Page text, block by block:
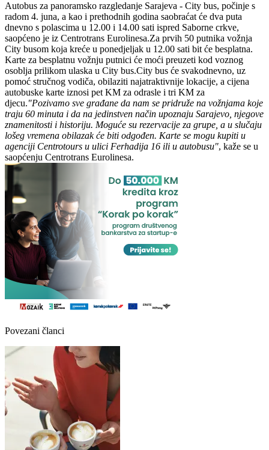
Autobus za panoramsko razgledanje Sarajeva - City bus, počinje s
radom 4. juna, a kao i prethodnih godina saobraćat će dva puta
dnevno s polascima u 12.00 i 14.00 sati ispred Saborne crkve,
saopćeno je iz Centrotrans Eurolinesa.Za prvih 50 putnika vožnja
City busom koja kreće u ponedjeljak u 12.00 sati bit će besplatna.
Karte za besplatnu vožnju putnici će moći preuzeti kod voznog
osoblja prilikom ulaska u City bus.City bus će svakodnevno, uz
pomoć stručnog vodiča, obilaziti najatraktivnije lokacije, a cijena
autobuske karte iznosi pet KM za odrasle i tri KM za
djecu."Pozivamo sve građane da nam se pridruže na vožnjama koje
traju 60 minuta i da na jedinstven način upoznaju Sarajevo, njegove
znamenitosti i historiju. Moguće su rezervacije za grupe, a u slučaju
lošeg vremena obilazak će biti odgođen. Karte se mogu kupiti u
agenciji Centrotours u ulici Ferhadija 16 ili u autobusu", kaže se u
saopćenju Centrotrans Eurolinesa.
Povezani članci